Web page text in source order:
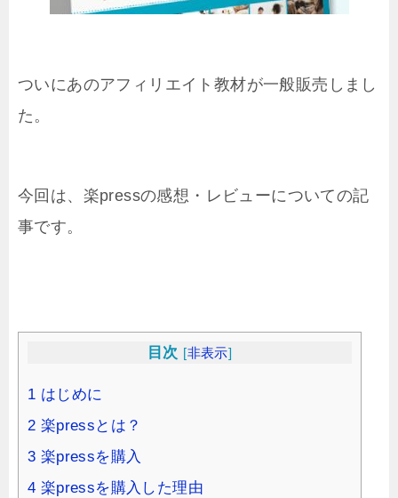
ついにあのアフィリエイト教材が一般販売しまし
た。
今回は、楽pressの感想・レビューについての記
事です。
目次 [非表示]
1 はじめに
2 楽pressとは？
3 楽pressを購入
4 楽pressを購入した理由